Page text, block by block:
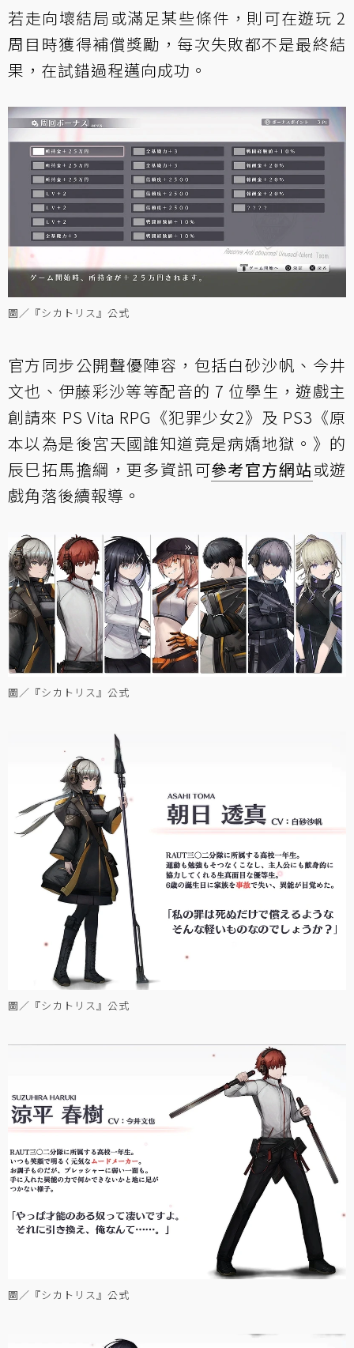
若走向壞結局或滿足某些條件，則可在遊玩 2
周目時獲得補償獎勵，每次失敗都不是最終結
果，在試錯過程邁向成功。
圖／『シカトリス』公式
官方同步公開聲優陣容，包括白砂沙帆、今井
文也、伊藤彩沙等等配音的 7 位學生，遊戲主
創請來 PS Vita RPG《犯罪少女2》及 PS3《原
本以為是後宮天國誰知道竟是病嬌地獄。》的
辰巳拓馬擔綱，更多資訊可參考官方網站或遊
戲角落後續報導。
圖／『シカトリス』公式
圖／『シカトリス』公式
圖／『シカトリス』公式